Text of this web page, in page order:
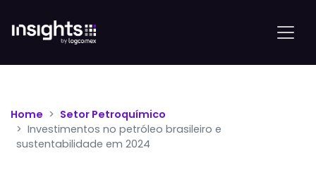
Home
Setor Petroquímico
Investimentos no petróleo brasileiro e
sustentabilidade em 2024